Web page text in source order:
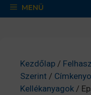
MENÜ
Kezdőlap /
Szerint /
Kellékanyagok /